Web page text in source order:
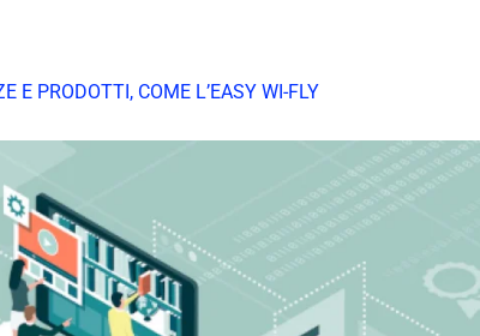
E PRODOTTI, COME L’EASY WI-FLY